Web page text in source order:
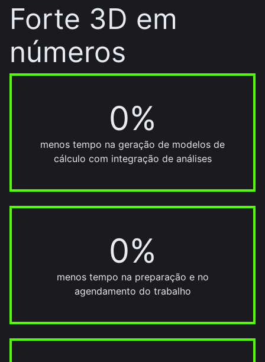
Forte 3D em
números
0%
70%
menos tempo na geração de modelos de
cálculo com integração de análises
0%
30%
menos tempo na preparação e no
agendamento do trabalho